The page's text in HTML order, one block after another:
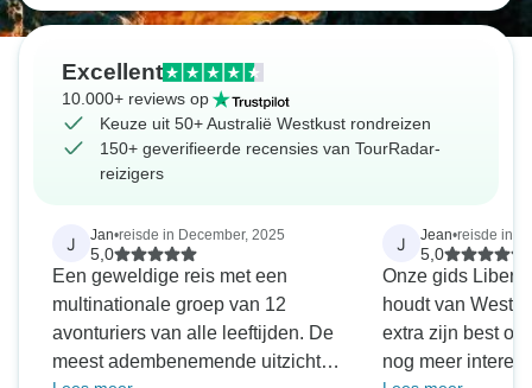
Excellent
10.000+ reviews op
Keuze uit 50+ Australië Westkust rondreizen
150+ geverifieerde recensies van TourRadar-
reizigers
J Jan•reisde in December, 2025
5,0
Een geweldige reis met een
multinationale groep van 12
avonturiers van alle leeftijden. De
meest adembenemende uitzichten
J Jean•reisde in
5,0
Onze gids Libert
houdt van West-
extra zijn best
nog meer